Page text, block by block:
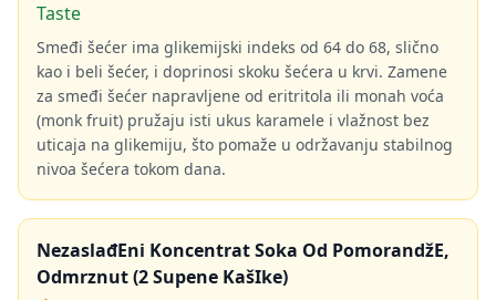
Taste
Smeđi šećer ima glikemijski indeks od 64 do 68, slično
kao i beli šećer, i doprinosi skoku šećera u krvi. Zamene
za smeđi šećer napravljene od eritritola ili monah voća
(monk fruit) pružaju isti ukus karamele i vlažnost bez
uticaja na glikemiju, što pomaže u održavanju stabilnog
nivoa šećera tokom dana.
NezaslađEni Koncentrat Soka Od PomorandžE,
Odmrznut (2 Supene KašIke)